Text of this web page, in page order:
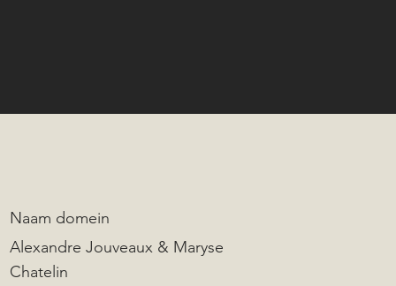
Naam domein
Alexandre Jouveaux & Maryse
Chatelin